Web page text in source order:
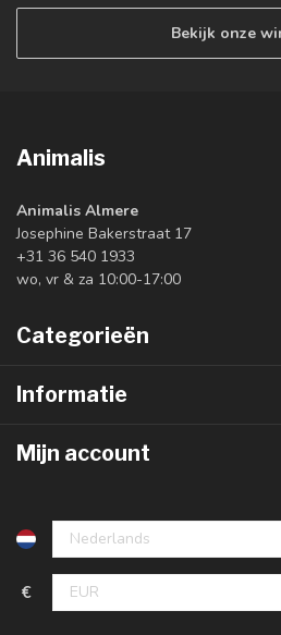
Bekijk onze
Animalis
Animalis Almere
Josephine Bakerstraat 17
+31 36 540 1933
wo, vr & za 10:00-17:00
Categorieën
Informatie
Mijn account
€